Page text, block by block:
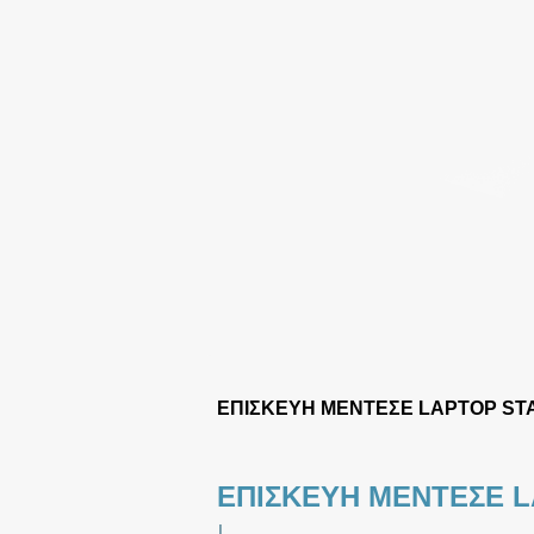
ΕΠΙΣΚΕΥΗ ΜΕΝΤΕΣΕ LAPTOP
ΕΠΙΣΚΕΥΗ ΜΕΝΤΕΣΕ